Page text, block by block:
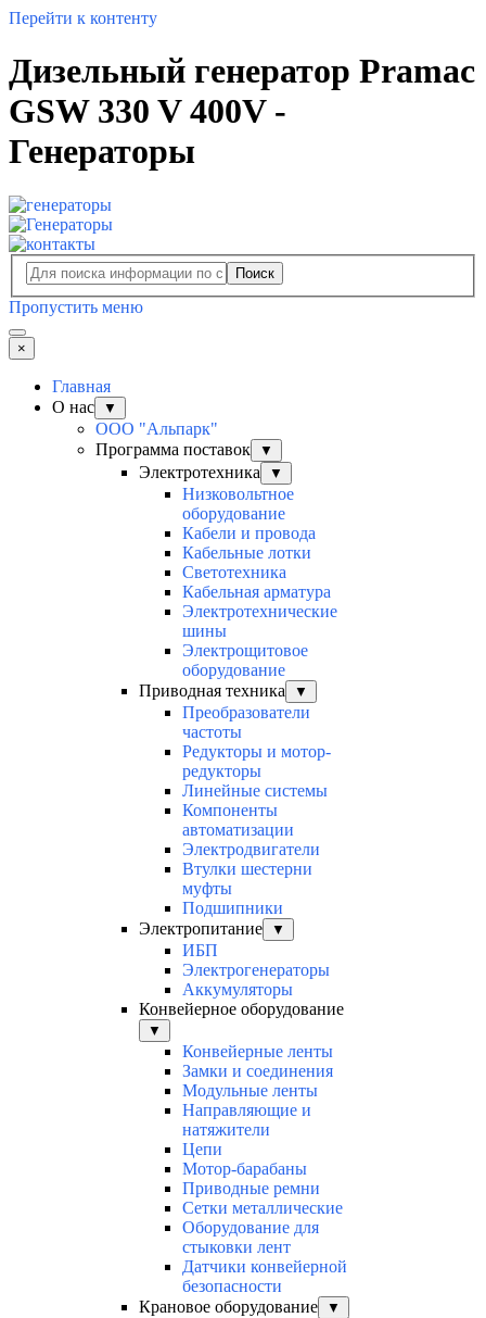
Перейти к контенту
Дизельный генератор Pramac
GSW 330 V 400V -
Генераторы
Поиск
Пропустить меню
×
Главная
О нас
▼
ООО "Альпарк"
Программа поставок
▼
Электротехника ▼
Низковольтное
оборудование
Кабели и провода
Кабельные лотки
Светотехника
Кабельная арматура
Электротехнические
шины
Электрощитовое
оборудование
Приводная техника
▼
Преобразователи
частоты
Редукторы и мотор-
редукторы
Линейные системы
Компоненты
автоматизации
Электродвигатели
Втулки шестерни
муфты
Подшипники
Электропитание
▼
ИБП
Электрогенераторы
Аккумуляторы
Конвейерное оборудование
▼
Конвейерные ленты
Замки и соединения
Модульные ленты
Направляющие и
натяжители
Цепи
Мотор-барабаны
Приводные ремни
Сетки металлические
Оборудование для
стыковки лент
Датчики конвейерной
безопасности
Крановое оборудование
▼